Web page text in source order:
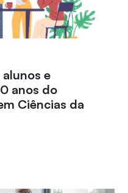
e
anos do
Ciências da